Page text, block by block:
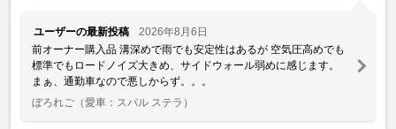
ユーザーの最新投稿
2026年8月6日
前オーナー購入品 溝深めで雨でも安定性はあるが 空気圧高めでも
標準でもロードノイズ大きめ、サイドウォール弱めに感じます。
まぁ、通勤車なので悪しからず。。。
ぼろれご （愛車：スバル ステラ）